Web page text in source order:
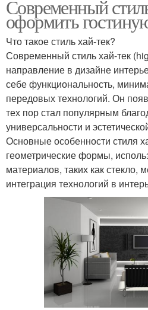
Современный
оформить
Что такое стиль хай-тек?
Современный стиль хай-тек
направление в дизайне
себе функциональность,
передовых технологий. Он
тех пор стал популярным
универсальности и
Основные особенности стиля
геометрические формы,
материалов, таких как стекло,
интеграция технологий в